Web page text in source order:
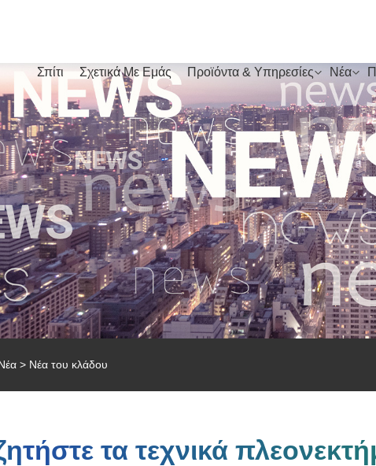
Σπίτι Σχετικά Με Εμάς Προϊόντα & Υπηρεσίες Νέα
> Νέα του κλάδου
τα τεχνικά